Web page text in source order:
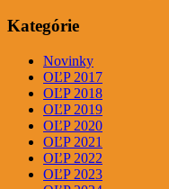
Kategórie
Novinky
OĽP 2017
OĽP 2018
OĽP 2019
OĽP 2020
OĽP 2021
OĽP 2022
OĽP 2023